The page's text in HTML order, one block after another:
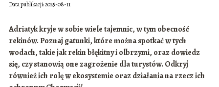
Data publikacji: 2025-08-11
Adriatyk kryje w sobie wiele tajemnic, w tym obecność
rekinów. Poznaj gatunki, które można spotkać w tych
wodach, takie jak rekin błękitny i olbrzymi, oraz dowiedz
się, czy stanowią one zagrożenie dla turystów. Odkryj
również ich rolę w ekosystemie oraz działania na rzecz ich